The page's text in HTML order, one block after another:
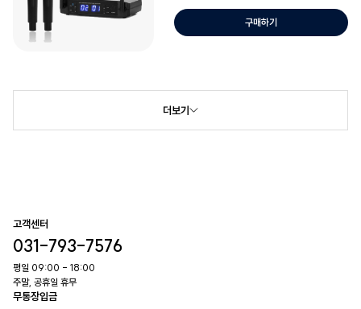
구매하기
더보기
고객센터
031-793-7576
평일 09:00 - 18:00
주말, 공휴일 휴무
무통장입금